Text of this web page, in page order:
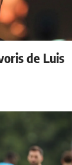
de Luis